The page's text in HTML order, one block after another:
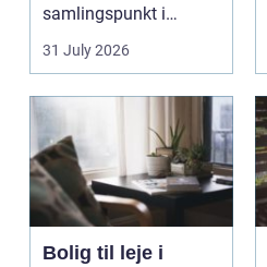
samlingspunkt i
hjemmet. Flammerne
31 July 2026
Bolig til leje i